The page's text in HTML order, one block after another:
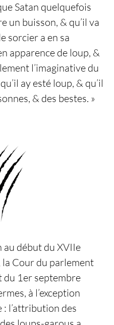
Satan quelquefois
un buisson, & qu’il va
sorcier a en sa
apparence de loup, &
l’imaginative du
ay esté loup, & qu’il
& des bestes. »
au début du XVIIe
Cour du parlement
du 1er septembre
à l’exception
: l’attribution des